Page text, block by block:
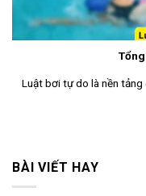
Tổng
Luật bơi tự do là nền
BÀI VIẾT HAY